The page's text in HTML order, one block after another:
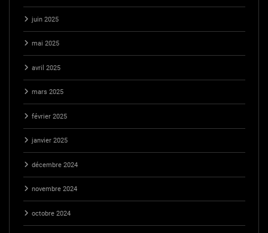
juin 2025
mai 2025
avril 2025
mars 2025
février 2025
janvier 2025
décembre 2024
novembre 2024
octobre 2024